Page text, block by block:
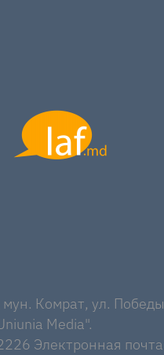
Комрат, ул.
Media".
Электронная